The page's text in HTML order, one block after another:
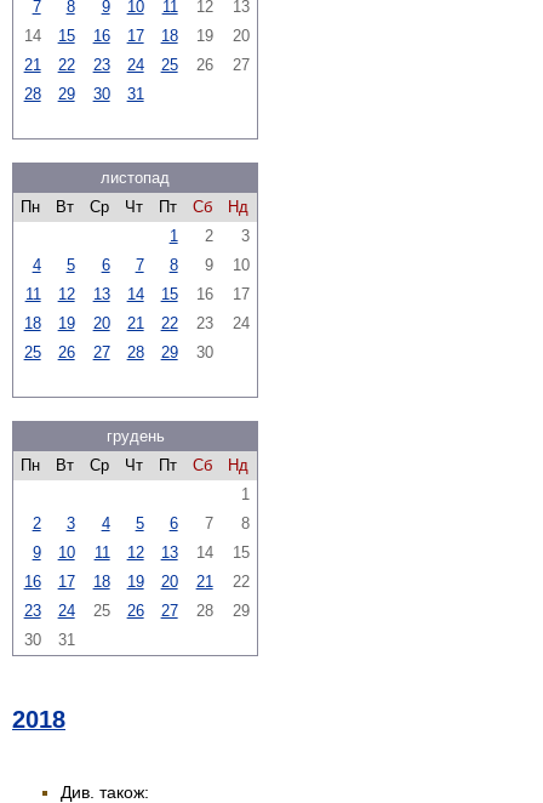
7 8 9 10 11 12
13
14
15 16 17 18 19
20
21
22 23 24 25 26
27
28
29 30 31
листопад
Пн
Вт Ср Чт Пт Сб
Нд
1
2
3
4
5 6 7 8 9
10
11
12 13 14 15 16
17
18
19 20 21 22 23
24
25
26 27 28 29 30
грудень
Пн
Вт Ср Чт Пт Сб
Нд
1
2
3 4 5 6 7
8
9
10 11 12 13 14
15
16
17 18 19 20 21
22
23
24 25 26 27 28
29
30
31
2018
Див. також: